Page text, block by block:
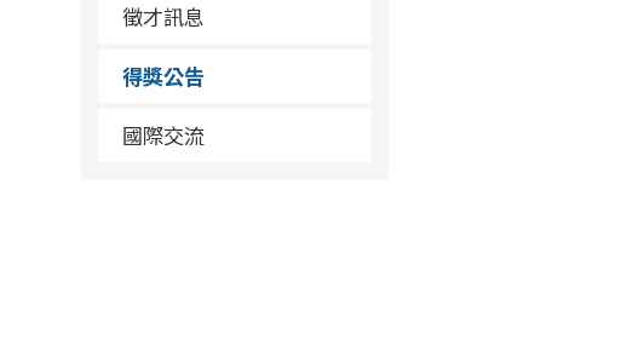
徵才訊息
得獎公告
國際交流